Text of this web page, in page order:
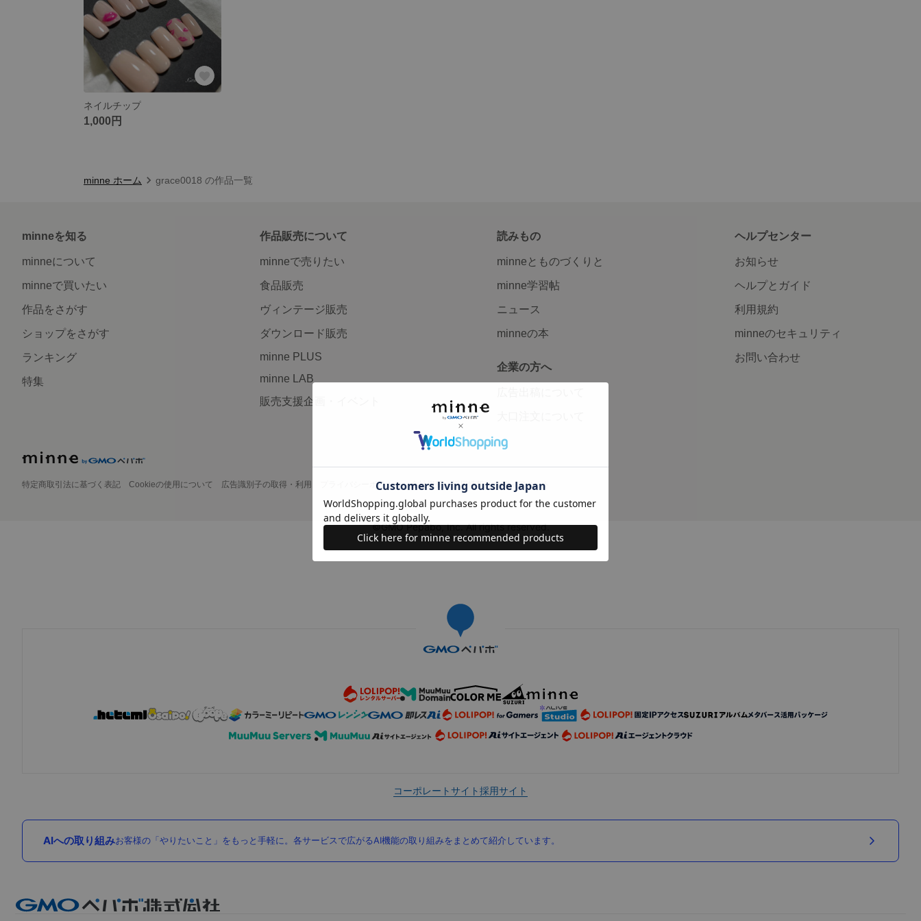
ネイルチップ
1,000円
minne ホーム grace0018 の作品一覧
minneを知る
minneについて
minneで買いたい
作品をさがす
ショップをさがす
ランキング
特集
作品販売について
minneで売りたい
食品販売
ヴィンテージ販売
ダウンロード販売
minne PLUS
minne LAB
販売支援企画・イベント
読みもの
minneとものづくりと
minne学習帖
ニュース
minneの本
企業の方へ
ヘルプセンター
お知らせ
ヘルプとガイド
利用規約
minneのセキュリティ
お問い合わせ
特定商取引法に基づく表記 Cookieの使用について 広告識別子の取得・利用 プライバシーポリシー 会社概要 採用情報 メディアキット
©GMO Pepabo, Inc. All rights reserved.
コーポレートサイト採用サイト
AIへの取り組みお客様の「やりたいこと」をもっと手軽に。各サービスで広がるAI機能の取り組みをまとめて紹介しています。